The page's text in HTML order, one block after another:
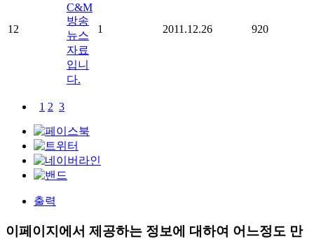
12
C&M
방송
뉴스
자료
입니
다.
1 2011.12.26 920
1 2 3
출력
이페이지에서 제공하는 정보에 대하여 어느정도 만